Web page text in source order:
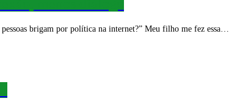
brigam por política na internet?” Meu filho me fez essa…